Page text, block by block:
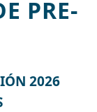
PRE-
2026